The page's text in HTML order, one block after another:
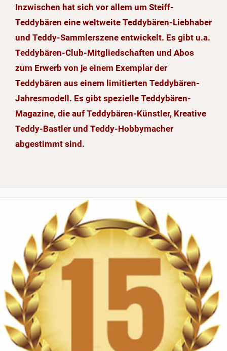
Inzwischen hat sich vor allem um Steiff-
Teddybären eine weltweite Teddybären-Liebhaber
und Teddy-Sammlerszene entwickelt. Es gibt u.a.
Teddybären-Club-Mitgliedschaften und Abos
zum Erwerb von je einem Exemplar der
Teddybären aus einem limitierten Teddybären-
Jahresmodell. Es gibt spezielle Teddybären-
Magazine, die auf Teddybären-Künstler, Kreative
Teddy-Bastler und Teddy-Hobbymacher
abgestimmt sind.